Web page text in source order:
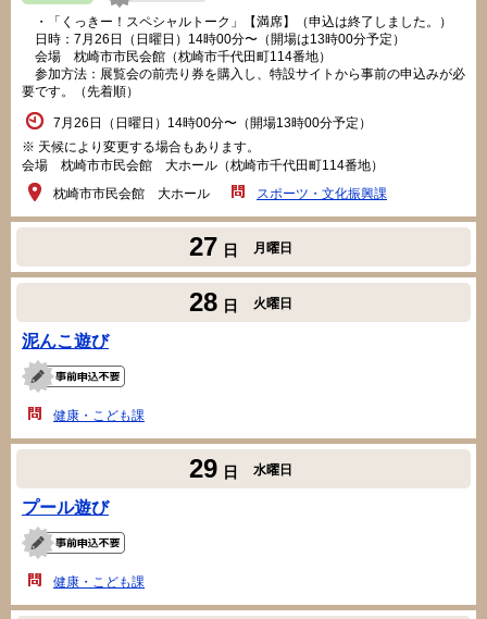
・「くっきー！スペシャルトーク」【満席】（申込は終了しました。）
日時：7月26日（日曜日）14時00分〜（開場は13時00分予定）
会場 枕崎市市民会館（枕崎市千代田町114番地）
参加方法：展覧会の前売り券を購入し、特設サイトから事前の申込みが必
要です。（先着順）
7月26日（日曜日）14時00分〜（開場13時00分予定）
※ 天候により変更する場合もあります。
会場 枕崎市市民会館 大ホール（枕崎市千代田町114番地）
枕崎市市民会館 大ホール
スポーツ・文化振興課
27 日 月曜日
28 日 火曜日
泥んこ遊び
健康・こども課
29 日 水曜日
プール遊び
健康・こども課